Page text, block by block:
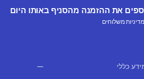
את ההזמנה מהסניף באותו היום
משלוחים
כללי